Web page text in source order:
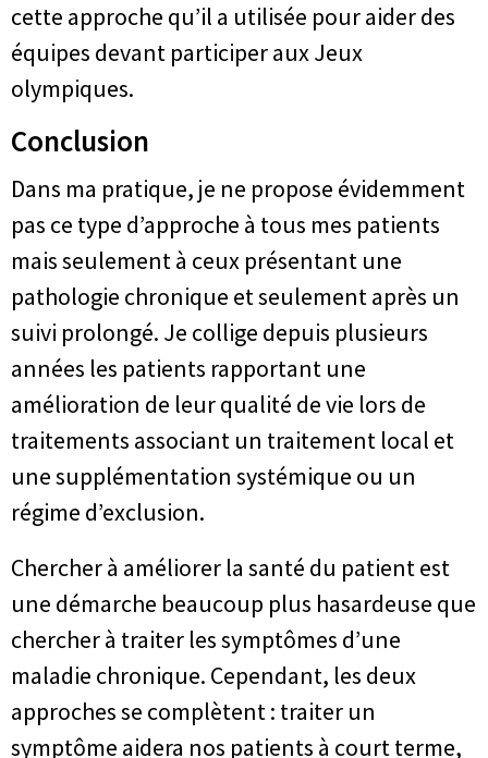
cette approche qu’il a utilisée pour aider des
équipes devant participer aux Jeux
olympiques.
Conclusion
Dans ma pratique, je ne propose évidemment
pas ce type d’approche à tous mes patients
mais seulement à ceux présentant une
pathologie chronique et seulement après un
suivi prolongé. Je collige depuis plusieurs
années les patients rapportant une
amélioration de leur qualité de vie lors de
traitements associant un traitement local et
une supplémentation systémique ou un
régime d’exclusion.
Chercher à améliorer la santé du patient est
une démarche beaucoup plus hasardeuse que
chercher à traiter les symptômes d’une
maladie chronique. Cependant, les deux
approches se complètent : traiter un
symptôme aidera nos patients à court terme,